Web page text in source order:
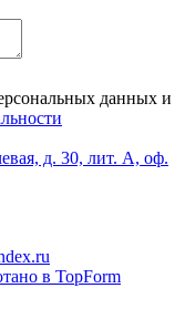
данных и
д. 30, лит. А, оф.
в TopForm